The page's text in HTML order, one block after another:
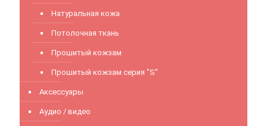
Натуральная кожа
Потолочная ткань
Прошитый кожзам
Прошитый кожзам серия "S"
Аксессуары
Аудио / видео